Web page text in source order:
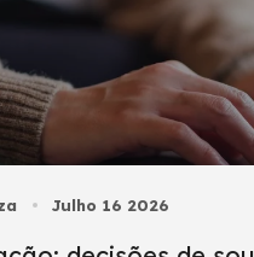
Julho 16 2026